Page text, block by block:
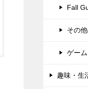
Fall
その
ゲー
趣味・生